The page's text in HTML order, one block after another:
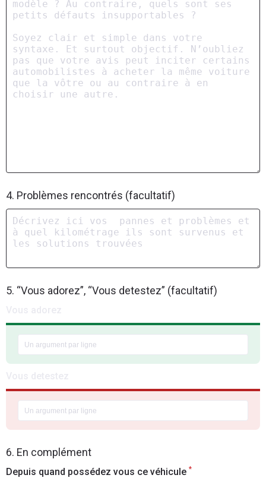
4. Problèmes rencontrés (facultatif)
5. “Vous adorez”, “Vous detestez” (facultatif)
6. En complément
Depuis quand possédez vous ce véhicule *